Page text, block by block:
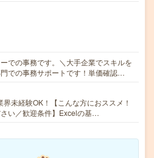
での事務です。＼大手企業でスキルを
での事務サポートです！単価確認…
未経験OK！【こんな方におススメ！
い／歓迎条件】Excelの基…